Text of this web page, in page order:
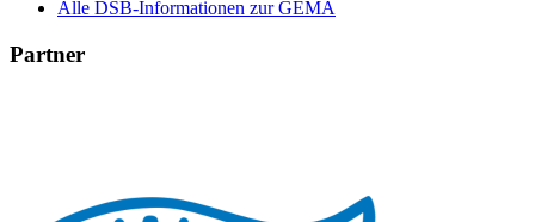
Alle DSB-Informationen zur GEMA
Partner